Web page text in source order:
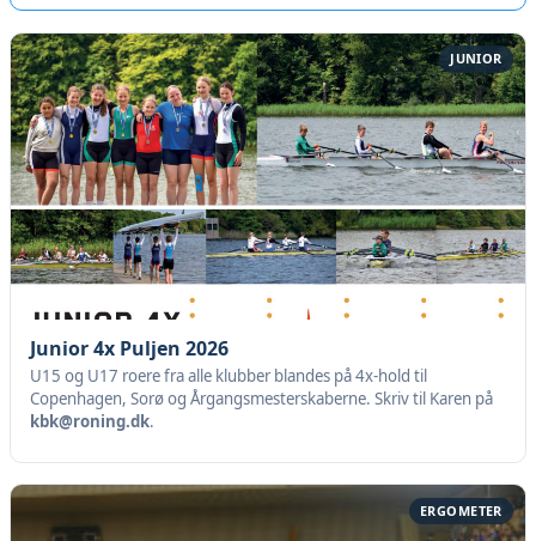
JUNIOR
Junior 4x Puljen 2026
U15 og U17 roere fra alle klubber blandes på 4x-hold til
Copenhagen, Sorø og Årgangsmesterskaberne. Skriv til Karen på
kbk@roning.dk.
ERGOMETER